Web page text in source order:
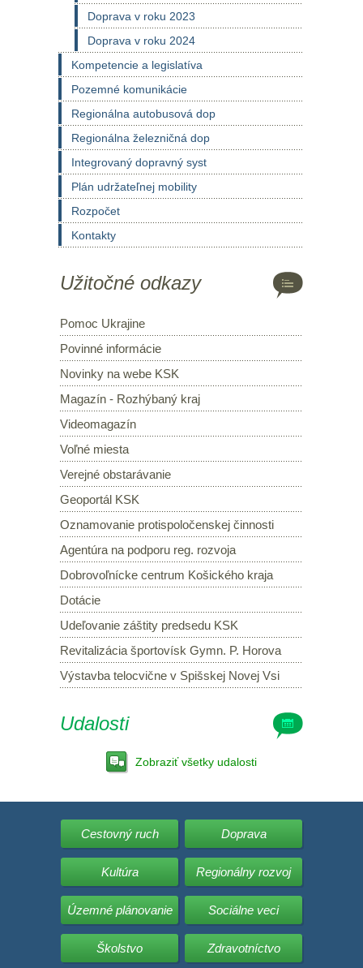
Doprava v roku 2023
Doprava v roku 2024
Kompetencie a legislatíva
Pozemné komunikácie
Regionálna autobusová dop
Regionálna železničná dop
Integrovaný dopravný syst
Plán udržateľnej mobility
Rozpočet
Kontakty
Užitočné odkazy
Pomoc Ukrajine
Povinné informácie
Novinky na webe KSK
Magazín - Rozhýbaný kraj
Videomagazín
Voľné miesta
Verejné obstarávanie
Geoportál KSK
Oznamovanie protispoločenskej činnosti
Agentúra na podporu reg. rozvoja
Dobrovoľnícke centrum Košického kraja
Dotácie
Udeľovanie záštity predsedu KSK
Revitalizácia športovísk Gymn. P. Horova
Výstavba telocvične v Spišskej Novej Vsi
Udalosti
Zobraziť všetky udalosti
Cestovný ruch Doprava
Kultúra Regionálny rozvoj
Územné plánovanie Sociálne veci
Školstvo Zdravotníctvo